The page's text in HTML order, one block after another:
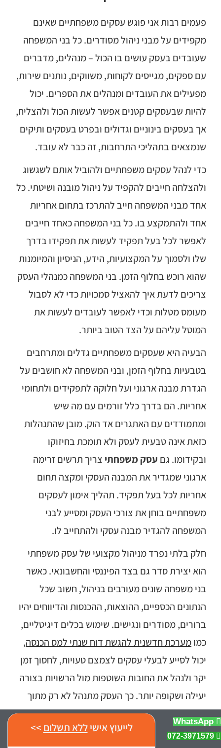
פעמים רבות אני פוגש עסקים משפחתיים שאינם
מקפידים על מבני ניהול מסודרים. כל בני המשפחה
שעובדים בעסק עושים בו הכול – מנהלים, מדברים
עם ספקים, מגייסים לקוחות, משווקים, נותנים שירות,
מפעילים את העובדים ומנהלים את הספרים. יכול
להיות שבעסקים קטנים אפשר לעשות הכול ולהצליח,
אך בעסקים בינוניים וגדולים ובפרט בעסקים ותיקים
שנמצאים בתהליכי התרחבות, זה כבר לא עובד.
כדי לנהל עסקים משפחתיים ולהוביל אותם לשגשוג
ולהצלחה חייבים להקפיד על ניהול מובנה ושיטתי. כל
אחד מבני המשפחה חייב להתרכז בתחום אחריות
אחד ולהתמקצע בו. כל בני המשפחה כאחד חייבים
לאפשר לכל בעל תפקיד לעשות את תפקידו בדרך
שלו ולסמוך על המקצועיות, הידע, הניסיון והמיומנות
שהוא רוכש בחלוף הזמן. בני המשפחה כמנהלי העסק
צריכים לדעת איך להאציל סמכויות כדי לא לסבול
מעומס מטלות וכדי לאפשר לעובדים לעשות את
המוטל עליהם על הצד הטוב ביותר.
הבעיה היא שעסקים משפחתיים גדלים ומתרחבים
בטבעיות בחלוף הזמן, ובני המשפחה לא חושבים על
הגדרת מבנה ארגוני ועל חלוקה לתפקידים ולתחומי
אחריות. הם בדרך כלל זורמים עם מה שיש
ומתמודדים עם האתגרים אד הוק. מובן שהתנהלות
כזאת אינה טבעית לעסק ולא תומכת בחיזוקו
ובקידומו. גם עסק משפחתי צריך תרשים זרימה
ארגוני שמגדיר את המבנה העסקי ומקצה תחום
אחריות לכל בעל תפקיד. תהליך אימון לעסקים
משפחתיים בוחן את צורכי העסק ומסייע לבני
המשפחה להגדיר מבנה עסקי ולהתחייב לו.
חלק בלתי נפרד מניהול מקצועי של עסק משפחתי
הוא יצירת סדר גם בצד הפיננסי והחשבונאי. כאשר
בני משפחה שונים מעורבים בניהול, חשוב שכל
הנתונים הכספיים, ההוצאות, ההכנסות והדיווחים יהיו
ברורים, מסודרים ונגישים. שימוש בכלים דיגיטליים,
כמומערכת חדשנית להגשת דוח שנתי למס הכנסה,
יכול לסייע לבעלי עסקים לצמצם טעויות, לחסוך זמן
יקר ולנהל את החובות השוטפות מול הרשויות בצורה
יעילה ושקופה יותר. כך העסק מתנהל לא רק מתוך
אמון משפחתי, אלא גם מתוך בקרה, אחריות וסדר
ניהולי אמיתי.
לייעוץ אישיללא תשלום >> WhatsApp
072-3971579